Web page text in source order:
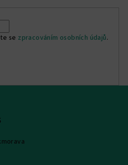
se zpracováním osobních údajů.